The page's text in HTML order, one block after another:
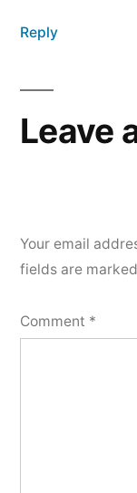
Reply
Leave
Your email
fields are marked
Comment *